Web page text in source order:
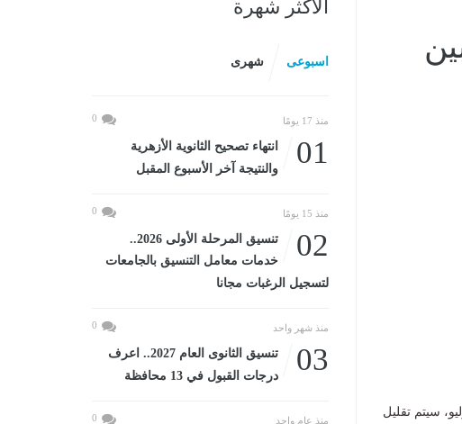
المشغلة للقطار الكهربائي الخفيف، أنه ابتداءً من اليوم الأحد 6 يوليو، سيتم تقليل
الأكثر شهرة
اسبوعى شهرى
منذ 17 يومًا 0
01
انتهاء تصحيح الثانوية الأزهرية
والنتيجة آخر الأسبوع المقبل
منذ 15 يومًا 0
02
تنسيق المرحلة الأولى 2026..
خدمات معامل التنسيق بالجامعات
لتسجيل الرغبات مجانا
منذ شهر واحد 0
03
تنسيق الثانوى العام 2027.. اعرف
درجات القبول في 13 محافظة
منذ عام واحد 0